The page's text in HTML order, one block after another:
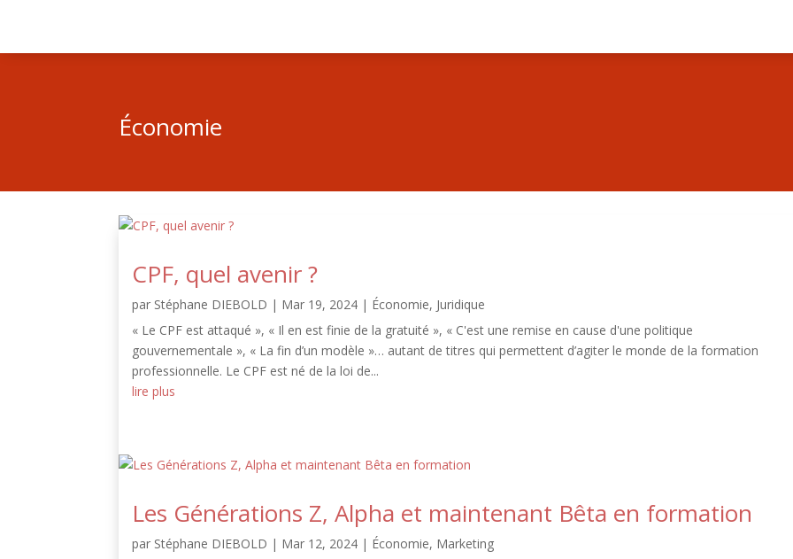
Économie
CPF, quel avenir ?
par Stéphane DIEBOLD | Mar 19, 2024 | Économie, Juridique
« Le CPF est attaqué », « Il en est finie de la gratuité », « C'est une remise en cause d'une politique
gouvernementale », « La fin d’un modèle »… autant de titres qui permettent d’agiter le monde de la formation
professionnelle. Le CPF est né de la loi de...
lire plus
Les Générations Z, Alpha et maintenant Bêta en formation
par Stéphane DIEBOLD | Mar 12, 2024 | Économie, Marketing